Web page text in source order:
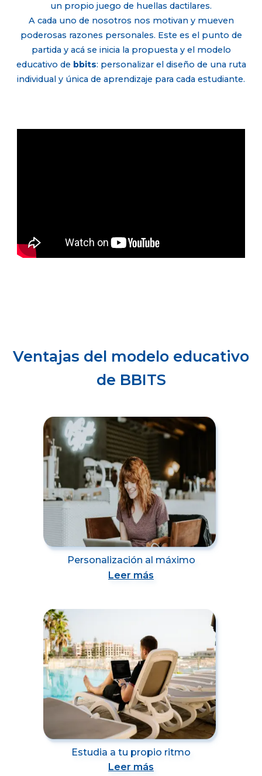
un propio juego de huellas dactilares.
A cada uno de nosotros nos motivan y mueven
poderosas razones personales. Este es el punto de
partida y acá se inicia la propuesta y el modelo
educativo de bbits: personalizar el diseño de una ruta
individual y única de aprendizaje para cada estudiante.
Ventajas del modelo educativo
de BBITS
Personalización al máximo
Leer más
Estudia a tu propio ritmo
Leer más